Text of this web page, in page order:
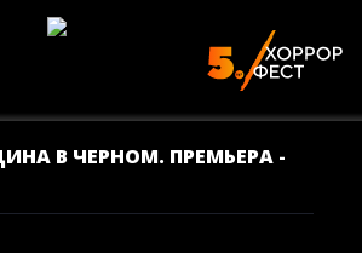
В ЧЕРНОМ. ПРЕМЬЕРА -